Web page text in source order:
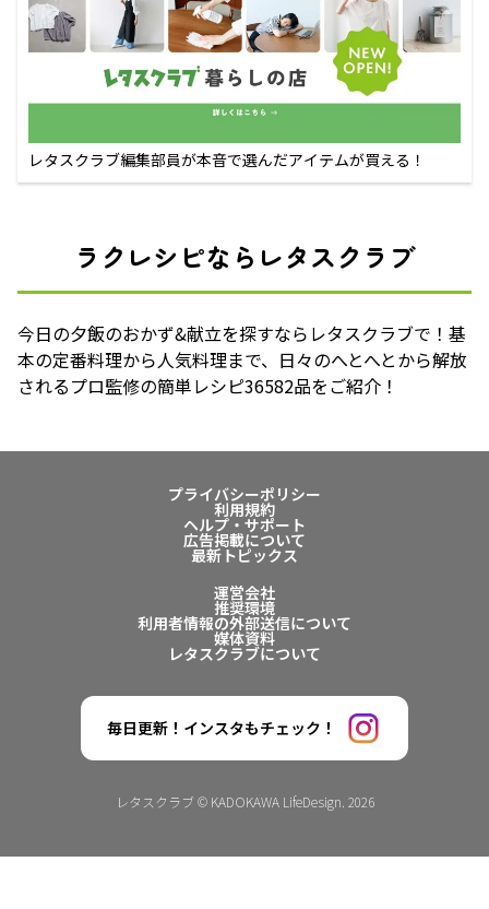
レタスクラブ編集部員が本音で選んだアイテムが買える！
ラクレシピならレタスクラブ
今日の夕飯のおかず&献立を探すならレタスクラブで！基
本の定番料理から人気料理まで、日々のへとへとから解放
されるプロ監修の簡単レシピ36582品をご紹介！
プライバシーポリシー
利用規約
ヘルプ・サポート
広告掲載について
最新トピックス
運営会社
推奨環境
利用者情報の外部送信について
媒体資料
レタスクラブについて
毎日更新！インスタもチェック！
レタスクラブ © KADOKAWA LifeDesign. 2026